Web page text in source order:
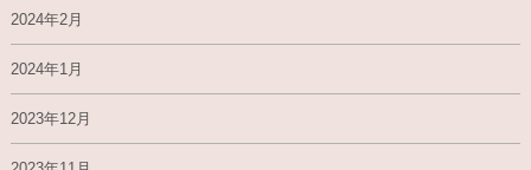
2024年2月
2024年1月
2023年12月